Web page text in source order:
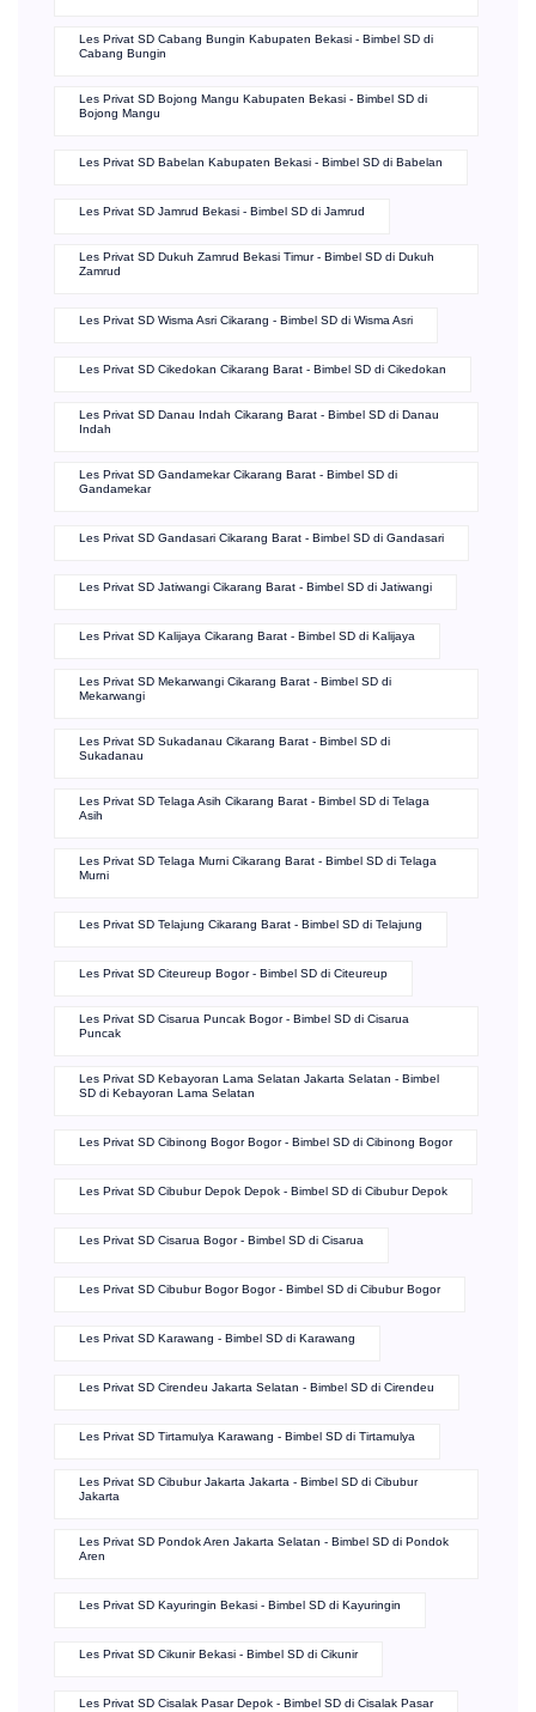
Les Privat SD Cabang Bungin Kabupaten Bekasi - Bimbel SD di
Cabang Bungin
Les Privat SD Bojong Mangu Kabupaten Bekasi - Bimbel SD di
Bojong Mangu
Les Privat SD Babelan Kabupaten Bekasi - Bimbel SD di Babelan
Les Privat SD Jamrud Bekasi - Bimbel SD di Jamrud
Les Privat SD Dukuh Zamrud Bekasi Timur - Bimbel SD di Dukuh
Zamrud
Les Privat SD Wisma Asri Cikarang - Bimbel SD di Wisma Asri
Les Privat SD Cikedokan Cikarang Barat - Bimbel SD di Cikedokan
Les Privat SD Danau Indah Cikarang Barat - Bimbel SD di Danau
Indah
Les Privat SD Gandamekar Cikarang Barat - Bimbel SD di
Gandamekar
Les Privat SD Gandasari Cikarang Barat - Bimbel SD di Gandasari
Les Privat SD Jatiwangi Cikarang Barat - Bimbel SD di Jatiwangi
Les Privat SD Kalijaya Cikarang Barat - Bimbel SD di Kalijaya
Les Privat SD Mekarwangi Cikarang Barat - Bimbel SD di
Mekarwangi
Les Privat SD Sukadanau Cikarang Barat - Bimbel SD di
Sukadanau
Les Privat SD Telaga Asih Cikarang Barat - Bimbel SD di Telaga
Asih
Les Privat SD Telaga Murni Cikarang Barat - Bimbel SD di Telaga
Murni
Les Privat SD Telajung Cikarang Barat - Bimbel SD di Telajung
Les Privat SD Citeureup Bogor - Bimbel SD di Citeureup
Les Privat SD Cisarua Puncak Bogor - Bimbel SD di Cisarua
Puncak
Les Privat SD Kebayoran Lama Selatan Jakarta Selatan - Bimbel
SD di Kebayoran Lama Selatan
Les Privat SD Cibinong Bogor Bogor - Bimbel SD di Cibinong Bogor
Les Privat SD Cibubur Depok Depok - Bimbel SD di Cibubur Depok
Les Privat SD Cisarua Bogor - Bimbel SD di Cisarua
Les Privat SD Cibubur Bogor Bogor - Bimbel SD di Cibubur Bogor
Les Privat SD Karawang - Bimbel SD di Karawang
Les Privat SD Cirendeu Jakarta Selatan - Bimbel SD di Cirendeu
Les Privat SD Tirtamulya Karawang - Bimbel SD di Tirtamulya
Les Privat SD Cibubur Jakarta Jakarta - Bimbel SD di Cibubur
Jakarta
Les Privat SD Pondok Aren Jakarta Selatan - Bimbel SD di Pondok
Aren
Les Privat SD Kayuringin Bekasi - Bimbel SD di Kayuringin
Les Privat SD Cikunir Bekasi - Bimbel SD di Cikunir
Les Privat SD Cisalak Pasar Depok - Bimbel SD di Cisalak Pasar